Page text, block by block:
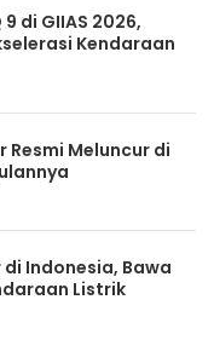
di GIIAS 2026,
Kendaraan
Resmi Meluncur di
di Indonesia, Bawa
Listrik